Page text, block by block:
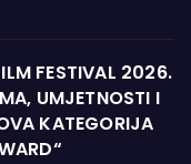
FESTIVAL 2026.
UMJETNOSTI I
KATEGORIJA